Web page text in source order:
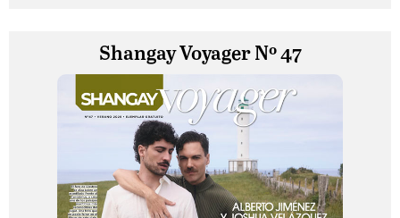
Shangay Voyager Nº 47